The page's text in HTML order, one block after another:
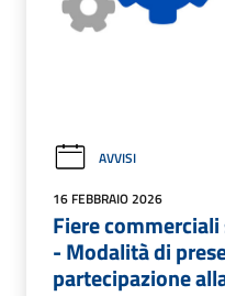
AVVISI
16 FEBBRAIO 2026
Fiere
- Modalità di
partecipazione